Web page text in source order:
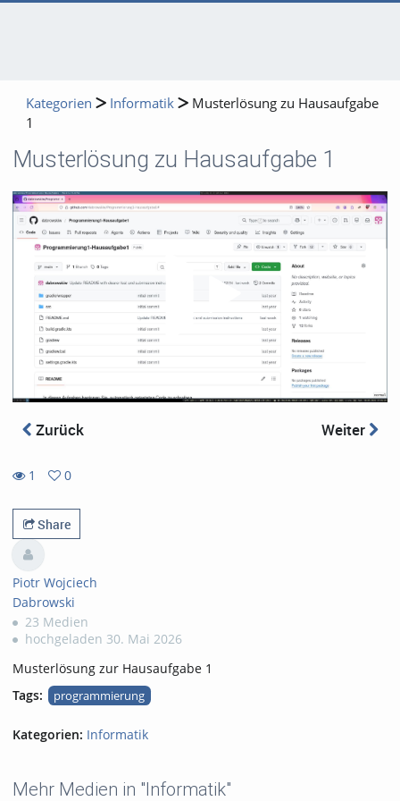
Kategorien Informatik
Musterlösung zu Hausaufgabe
1
Musterlösung zu Hausaufgabe 1
Zurück Weiter
1
views
0
favorites
Share
Piotr Wojciech
Dabrowski
23 Medien
hochgeladen 30. Mai 2026
Musterlösung zur Hausaufgabe 1
Tags:
programmierung
Kategorien: Informatik
Mehr Medien in "Informatik"